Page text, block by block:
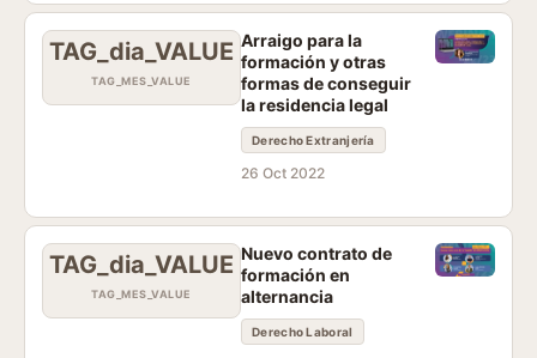
TAG_dia_VALUE
TAG_MES_VALUE
Arraigo para la
formación y otras
formas de conseguir
la residencia legal
Derecho Extranjería
26 Oct 2022
TAG_dia_VALUE
TAG_MES_VALUE
Nuevo contrato de
formación en
alternancia
Derecho Laboral